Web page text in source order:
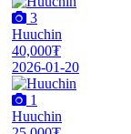
3
Huuchin
40,000₮
2026-01-20
1
Huuchin